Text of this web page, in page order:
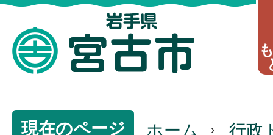
現在のページ ホーム 行政